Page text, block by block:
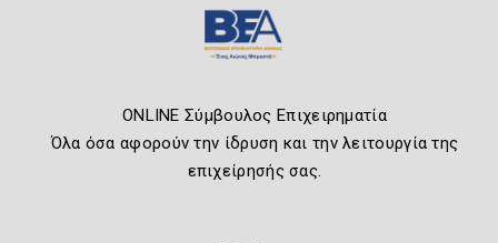
ONLINE Σύμβουλος Επιχειρηματία
Όλα όσα αφορούν την ίδρυση και την λειτουργία της
επιχείρησής σας.